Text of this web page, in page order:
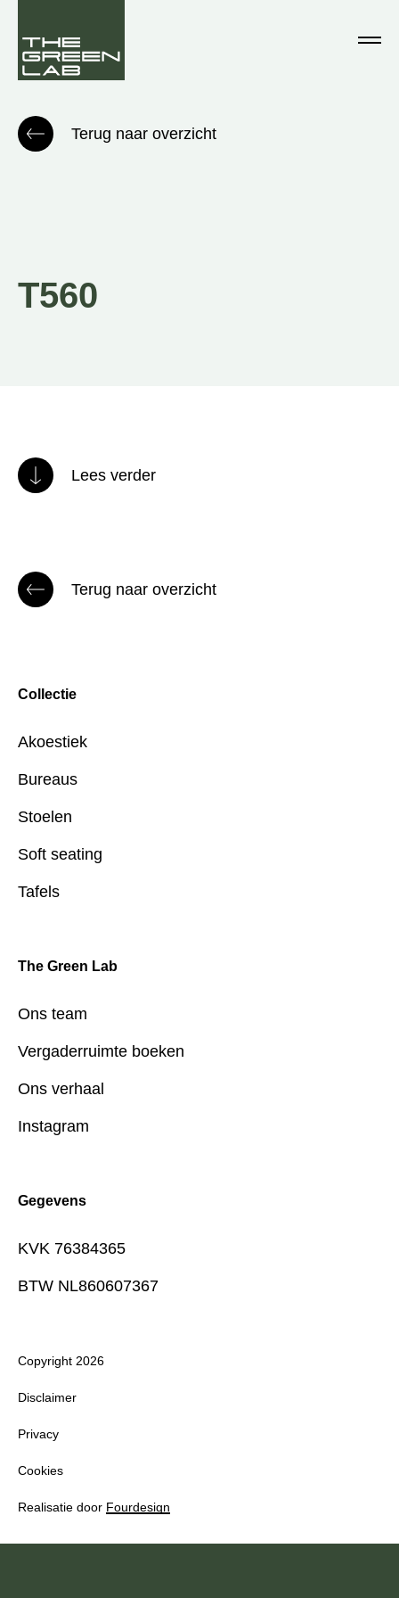
Terug naar overzicht
T560
Lees verder
Terug naar overzicht
Collectie
Akoestiek
Bureaus
Stoelen
Soft seating
Tafels
The Green Lab
Ons team
Vergaderruimte boeken
Ons verhaal
Instagram
Gegevens
KVK 76384365
BTW NL860607367
Copyright 2026
Disclaimer
Privacy
Cookies
Realisatie door Fourdesign